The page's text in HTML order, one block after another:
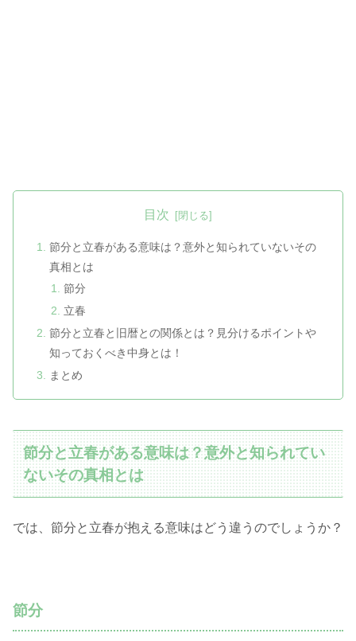
目次
節分と立春がある意味は？意外と知られていないその
真相とは
節分
立春
節分と立春と旧暦との関係とは？見分けるポイントや
知っておくべき中身とは！
まとめ
節分と立春がある意味は？意外と知られてい
ないその真相とは
では、節分と立春が抱える意味はどう違うのでしょうか？
節分